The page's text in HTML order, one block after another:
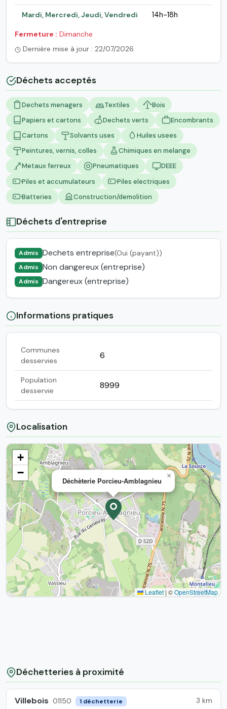
Mardi, Mercredi, Jeudi, Vendredi 14h-18h
Fermeture : Dimanche
Dernière mise à jour : 22/07/2026
Déchets acceptés
Dechets menagers Textiles
Bois
Papiers et cartons
Dechets verts
Encombrants
Cartons
Solvants uses
Huiles usees
Peintures, vernis, colles
Chimiques en melange
Metaux ferreux
Pneumatiques
DEEE
Piles et accumulateurs
Piles electriques
Batteries
Construction/demolition
Déchets d'entreprise
Admis Dechets entreprise(Oui (payant))
Admis Non dangereux (entreprise)
Admis Dangereux (entreprise)
Informations pratiques
Communes
desservies
6
Population
desservie
8999
Localisation
Déchèterie Porcieu-Amblagnieu
×
+
−
Leaflet | ©OpenStreetMap
Déchetteries à proximité
Villebois 01150 1 déchetterie 3 km